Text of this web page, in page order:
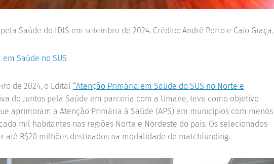
Saúde do IDIS em setembro de 2024. Crédito: André Porto e Caio Graça.
Saúde no SUS
de 2024, o Edital “Atenção Primária em Saúde do SUS no Norte e
do Juntos pela Saúde em parceria com a Umane, teve como objetivo
aprimoram a Atenção Primária à Saúde (APS) em municípios com menos
mil habitantes nas regiões Norte e Nordeste do país. Os selecionados
até R$20 milhões destinados na modalidade de matchfunding.